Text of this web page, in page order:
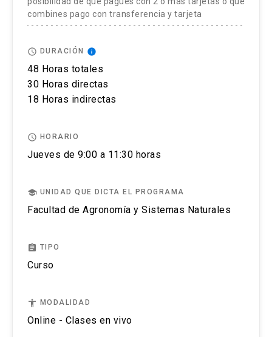
Ubicación y distribución del sitio de
Productos, cadena de valor y
comercialización
El postular no asegura el cupo, una vez inscrito o
completo de la actividad para estar matriculado.
No se tramitarán postulaciones incompletas.
combines pago con transferencia y tarjeta
access_time DURACIÓN info
48 Horas totales
30 Horas directas
18 Horas indirectas
access_time HORARIO
Jueves de 9:00 a 11:30 horas
school UNIDAD QUE DICTA EL PROGRAMA
Facultad de Agronomía y Sistemas Naturales
assignment TIPO
Curso
accessibility MODALIDAD
Online - Clases en vivo